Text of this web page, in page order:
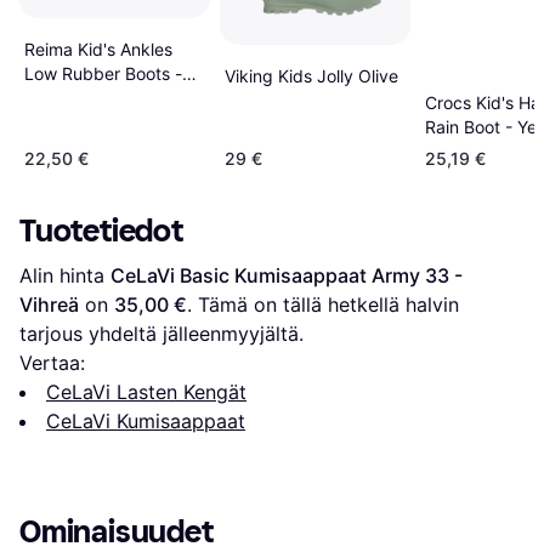
Reima Kid's Ankles
Low Rubber Boots -
22,50 €
Viking Kids Jolly Olive
29 €
Crocs Kid's
Rain Boot -
25,19 €
Tuotetiedot
Alin hinta CeLaVi Basic Kumisaappaat Army 33 -
Vihreä on 35,00 €. Tämä on tällä hetkellä halvin
tarjous yhdeltä jälleenmyyjältä.
Vertaa:
CeLaVi Lasten Kengät
CeLaVi Kumisaappaat
Ominaisuudet